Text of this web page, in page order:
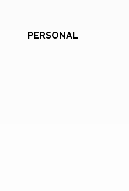
PERSONAL